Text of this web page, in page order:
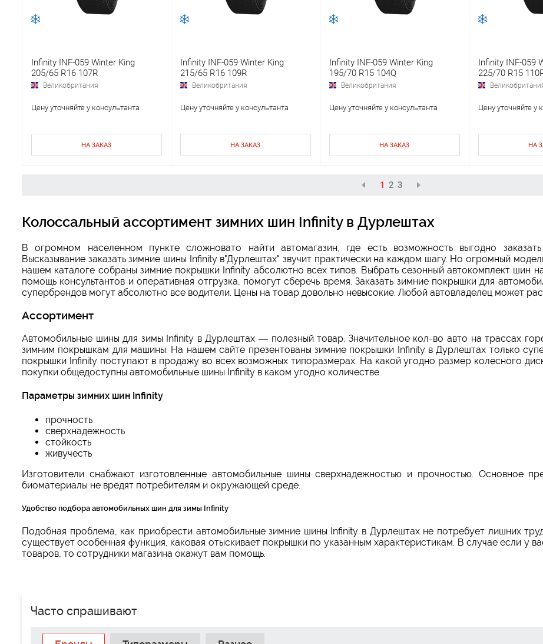
Infinity INF-059 Winter King
205/65 R16 107R
Великобритания
Цену уточняйте у консультанта
НА ЗАКАЗ
Infinity INF-059 Winter King
215/65 R16 109R
Великобритания
Цену уточняйте у консультанта
НА ЗАКАЗ
Infinity INF-059 Winter King
195/70 R15 104Q
Великобритания
Цену уточняйте у консультанта
НА ЗАКАЗ
Infinity INF-059
225/70 R15
Цену уточняйте у
НА
1 2 3
Колоссальный ассортимент зимних шин Infinity в Дурлештах
В огромном населенном пункте сложновато найти автомагазин, где есть возможность выгодно
Высказывание заказать зимние шины Infinity в"Дурлештах" звучит практически на каждом шагу. Но огромный
нашем каталоге собраны зимние покрышки Infinity абсолютно всех типов. Выбрать сезонный автокомплект шин
помощь консультантов и оперативная отгрузка, помогут сберечь время. Заказать зимние покрышки для
супербрендов могут абсолютно все водители. Цены на товар довольно невысокие. Любой автовладелец может
Ассортимент
Автомобильные шины для зимы Infinity в Дурлештах — полезный товар. Значительное кол-во авто на трассах
зимним покрышкам для машины. На нашем сайте презентованы зимние покрышки Infinity в Дурлештах только
покрышки Infinity поступают в продажу во всех возможных типоразмерах. На какой угодно размер колесного
покупки общедоступны автомобильные шины Infinity в каком угодно количестве.
Параметры зимних шин Infinity
прочность
сверхнадежность
стойкость
живучесть
Изготовители снабжают изготовленные автомобильные шины сверхнадежностью и прочностью. Основное
биоматериалы не вредят потребителям и окружающей среде.
Удобство подбора автомобильных шин для зимы Infinity
Подобная проблема, как приобрести автомобильные зимние шины Infinity в Дурлештах не потребует лишних
существует особенная функция, каковая отыскивает покрышки по указанным характеристикам. В случае если у
товаров, то сотрудники магазина окажут вам помощь.
Часто спрашивают